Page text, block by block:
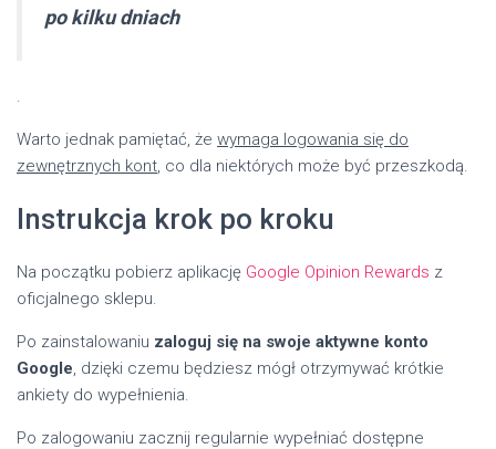
po kilku dniach
.
Warto jednak pamiętać, że wymaga logowania się do
zewnętrznych kont, co dla niektórych może być przeszkodą.
Instrukcja krok po kroku
Na początku pobierz aplikację Google Opinion Rewards z
oficjalnego sklepu.
Po zainstalowaniu zaloguj się na swoje aktywne konto
Google, dzięki czemu będziesz mógł otrzymywać krótkie
ankiety do wypełnienia.
Po zalogowaniu zacznij regularnie wypełniać dostępne